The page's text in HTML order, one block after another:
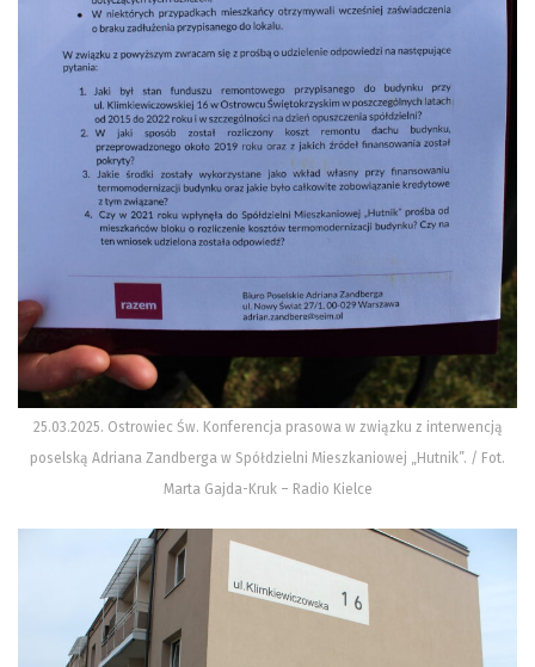
25.03.2025. Ostrowiec Św. Konferencja prasowa w związku z interwencją
poselską Adriana Zandberga w Spółdzielni Mieszkaniowej „Hutnik”. / Fot.
Marta Gajda-Kruk – Radio Kielce